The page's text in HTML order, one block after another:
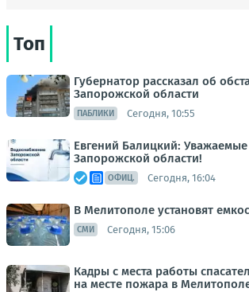
Топ
Губернатор рассказал об
Запорожской области
ПАБЛИКИ Сегодня, 10:55
Евгений Балицкий:
Запорожской области!
ОФИЦ. Сегодня, 16:04
В Мелитополе установят
СМИ Сегодня, 15:06
Кадры с места работы
на месте пожара в